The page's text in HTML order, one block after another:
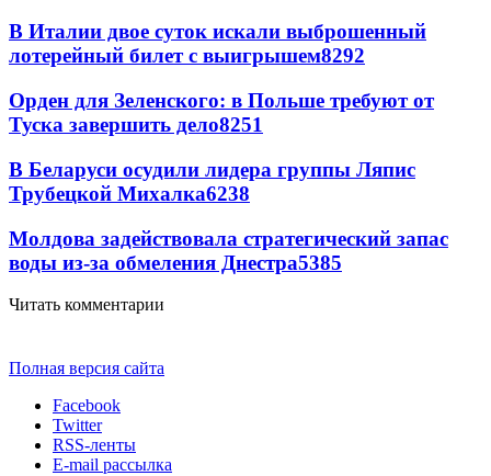
В Италии двое суток искали выброшенный
лотерейный билет с выигрышем8292
Орден для Зеленского: в Польше требуют от
Туска завершить дело8251
В Беларуси осудили лидера группы Ляпис
Трубецкой Михалка6238
Молдова задействовала стратегический запас
воды из-за обмеления Днестра5385
Читать комментарии
Полная версия сайта
Facebook
Twitter
RSS-ленты
E-mail рассылка